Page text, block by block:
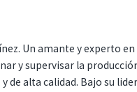
Un amante y experto
y supervisar la
de alta calidad. Bajo su